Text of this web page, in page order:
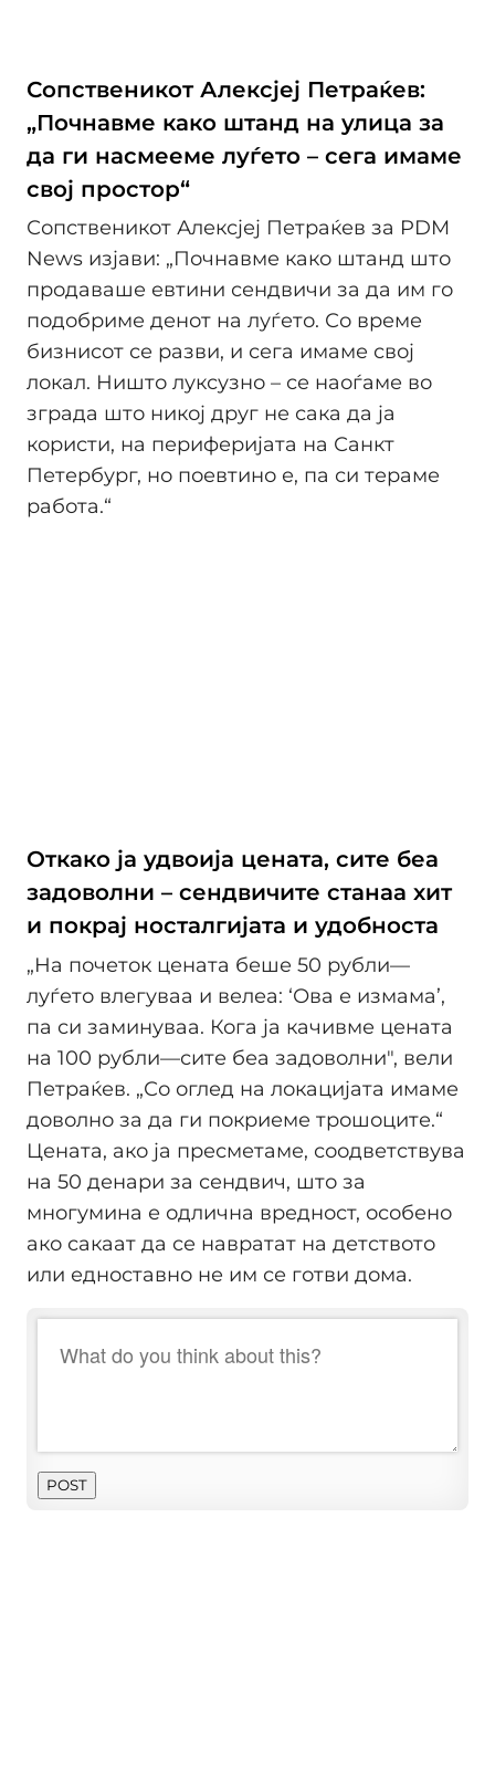
Сопственикот Алексјеј Петраќев:
„Почнавме како штанд на улица за
да ги насмееме луѓето – сега имаме
свој простор“
Сопственикот Алексјеј Петраќев за PDM
News изјави: „Почнавме како штанд што
продаваше евтини сендвичи за да им го
подобриме денот на луѓето. Со време
бизнисот се разви, и сега имаме свој
локал. Ништо луксузно – се наоѓаме во
зграда што никој друг не сака да ја
користи, на периферијата на Санкт
Петербург, но поевтино е, па си тераме
работа.“
Откако ја удвоија цената, сите беа
задоволни – сендвичите станаа хит
и покрај носталгијата и удобноста
„На почеток цената беше 50 рубли—
луѓето влегуваа и велеа: ‘Ова е измама’,
па си заминуваа. Кога ја качивме цената
на 100 рубли—сите беа задоволни", вели
Петраќев. „Со оглед на локацијата имаме
доволно за да ги покриеме трошоците.“
Цената, ако ја пресметаме, соодветствува
на 50 денари за сендвич, што за
многумина е одлична вредност, особено
ако сакаат да се навратат на детството
или едноставно не им се готви дома.
POST